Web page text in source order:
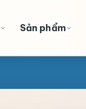
Sản phẩm